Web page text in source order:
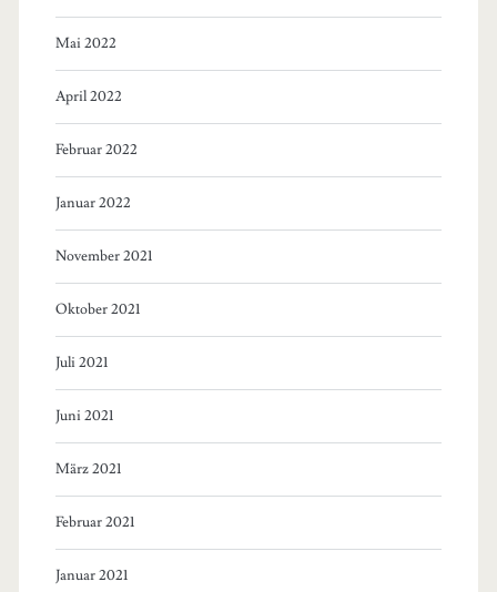
Mai 2022
April 2022
Februar 2022
Januar 2022
November 2021
Oktober 2021
Juli 2021
Juni 2021
März 2021
Februar 2021
Januar 2021